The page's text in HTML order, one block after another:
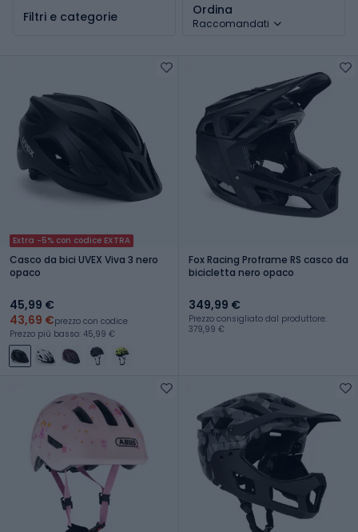
Filtri e categorie Ordina
Raccomandati
Extra -5% con codice EXTRA
Casco da bici UVEX Viva 3 nero
opaco
45,99 €
43,69 €prezzo con codice
Prezzo più basso: 45,99 €
Fox Racing Proframe RS casco da
bicicletta nero opaco
349,99 €
Prezzo consigliato dal produttore:
379,99 €